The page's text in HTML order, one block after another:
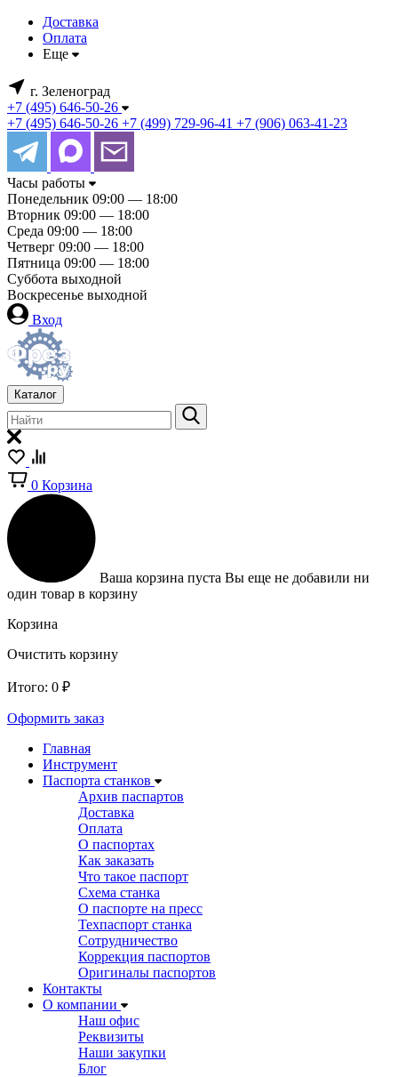
Доставка
Оплата
Еще
г. Зеленоград
+7 (495) 646-50-26
+7 (495) 646-50-26 +7 (499) 729-96-41 +7 (906) 063-41-23
Часы работы
Понедельник 09:00 — 18:00
Вторник 09:00 — 18:00
Среда 09:00 — 18:00
Четверг 09:00 — 18:00
Пятница 09:00 — 18:00
Суббота выходной
Воскресенье выходной
Вход
Каталог
0 Корзина
Ваша корзина пуста Вы еще не добавили ни
один товар в корзину
Корзина
Очистить корзину
Итого: 0 ₽
Оформить заказ
Главная
Инструмент
Паспорта станков
Архив паспартов
Доставка
Оплата
О паспортах
Как заказать
Что такое паспорт
Схема станка
О паспорте на пресс
Техпаспорт станка
Сотрудничество
Коррекция паспортов
Оригиналы паспортов
Контакты
О компании
Наш офис
Реквизиты
Наши закупки
Блог